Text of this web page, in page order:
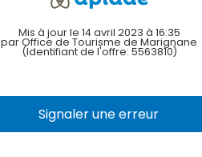
Mis à jour le 14 avril 2023 à 16:35
par Office de Tourisme de Marignane
(Identifiant de l'offre: 5563810)
Signaler une erreur